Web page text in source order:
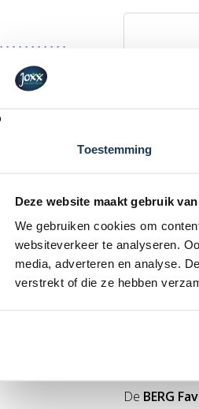
Toestemming
Deze website maakt gebruik
We gebruiken cookies om
websiteverkeer te analyseren.
media, adverteren en analyse.
verstrekt of die ze hebben
BERG
Merk: BERG
€ 3
Incl. BTW
- BERG
De BERG